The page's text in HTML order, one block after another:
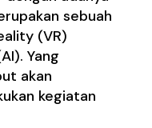
sebuah
(VR)
Yang
akan
kegiatan